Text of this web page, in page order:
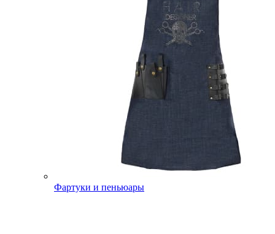
Фартуки и пеньюары